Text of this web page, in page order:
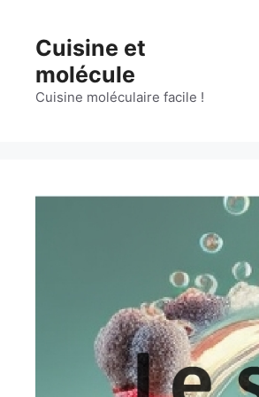
contenuCuisine et
molécule
Cuisine moléculaire facile !